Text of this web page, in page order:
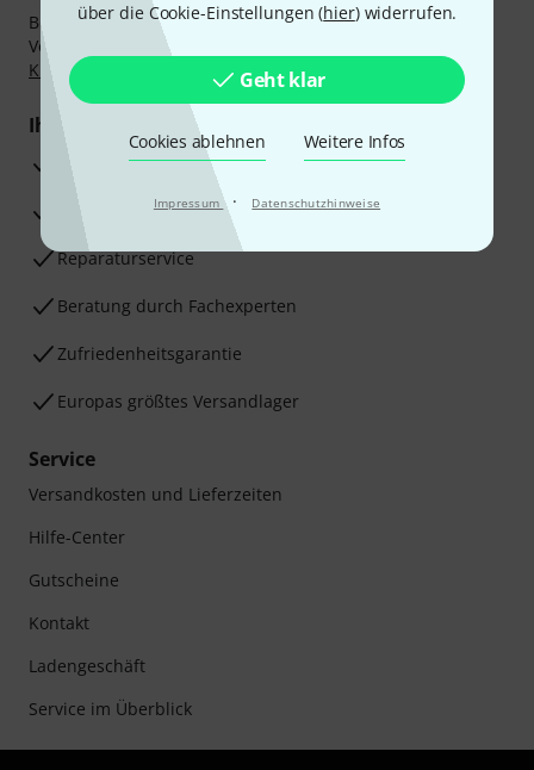
über die Cookie-Einstellungen (hier) widerrufen.
Geht klar
Cookies ablehnen Weitere Infos
Impressum · Datenschutzhinweise
Bezahlen Sie vertraulich und sicher per Nachnahme,
Vorkasse, PayPal, Amazon Pay,
Klarna Ratenzahlung
oder Kreditkarte.
Ihre Vorteile
3 Jahre Thomann Garantie
30 Tage Money-Back-Garantie
Reparaturservice
Beratung durch Fachexperten
Zufriedenheitsgarantie
Europas größtes Versandlager
Service
Versandkosten und Lieferzeiten
Hilfe-Center
Gutscheine
Kontakt
Ladengeschäft
Service im Überblick